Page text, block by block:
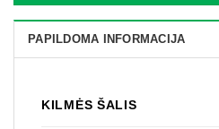
PAPILDOMA INFORMACIJA
KILMĖS ŠALIS